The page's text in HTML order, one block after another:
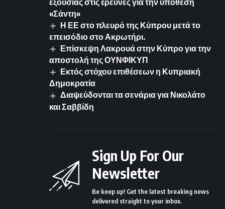
εξουσίας στις έρευνες για την υπόθεση
«Σάντη»
Η ΕΕ στο πλευρό της Κύπρου μετά το
επεισόδιο στο Ακρωτήρι.
Επίσκεψη Λακρουά στην Κύπρο για την
αποστολή της ΟΥΝΦΙΚΥΠ
Εκτός στόχου επιθέσεων η Κυπριακή
Δημοκρατία
Διαψεύδονται τα σενάρια για Νικολάτο
και Σαββίδη
Sign Up For Our
Newsletter
Be keep up! Get the latest breaking news
delivered straight to your inbox.